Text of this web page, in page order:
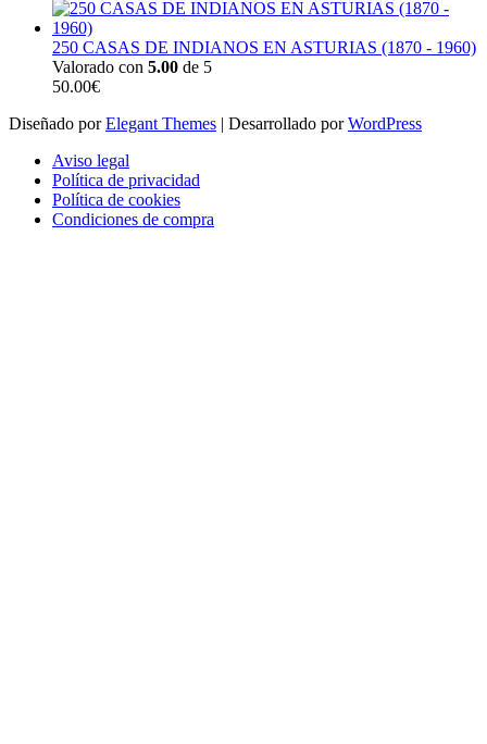
250 CASAS DE INDIANOS EN ASTURIAS (1870 - 1960)
Valorado con 5.00 de 5
50.00€
Diseñado porElegant Themes | Desarrollado porWordPress
Aviso legal
Política de privacidad
Política de cookies
Condiciones de compra